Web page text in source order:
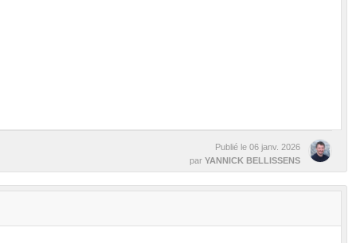
Publié le 06 janv. 2026
par YANNICK BELLISSENS